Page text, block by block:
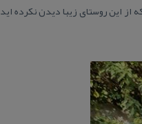
از این روستای زیبا دیدن نكرده اید